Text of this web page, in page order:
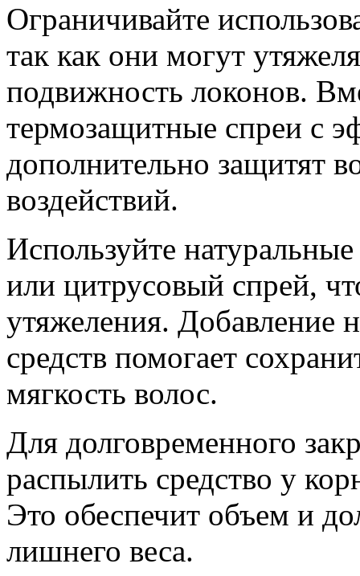
Ограничивайте
так как они могут
подвижность локонов.
термозащитные спреи с
дополнительно защитят
воздействий.
Используйте
или цитрусовый спрей,
утяжеления. Добавление
средств помогает
мягкость волос.
Для долговременного
распылить средство у
Это обеспечит объем и
лишнего веса.